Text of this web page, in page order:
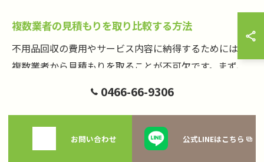
複数業者の見積もりを取り比較する方法
不用品回収の費用やサービス内容に納得するためには、
複数業者から見積もりを取ることが不可欠です。まず、
者に同じ条件で問い合わせましょう。
見積もりは電話やメール、写真での相談も可能な場合が
あり、最近では「不用品回収 写真 見積もり」という方法
0466-66-9306
お問い合わせ 公式LINEはこちら